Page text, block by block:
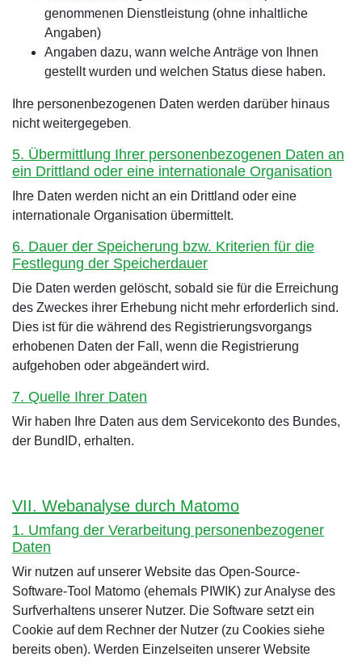
genommenen Dienstleistung (ohne inhaltliche
Angaben)
Angaben dazu, wann welche Anträge von Ihnen
gestellt wurden und welchen Status diese haben.
Ihre personenbezogenen Daten werden darüber hinaus
nicht weitergegeben
5. Übermittlung Ihrer personenbezogenen Daten an
ein Drittland oder eine internationale Organisation
Ihre Daten werden nicht an ein Drittland oder eine
internationale Organisation übermittelt.
6. Dauer der Speicherung bzw. Kriterien für die
Festlegung der Speicherdauer
Die Daten werden gelöscht, sobald sie für die Erreichung
des Zweckes ihrer Erhebung nicht mehr erforderlich sind.
Dies ist für die während des Registrierungsvorgangs
erhobenen Daten der Fall, wenn die Registrierung
aufgehoben oder abgeändert wird.
7. Quelle Ihrer Daten
Wir haben Ihre Daten aus dem Servicekonto des Bundes,
der BundID, erhalten.
VII. Webanalyse durch Matomo
1. Umfang der Verarbeitung personenbezogener
Daten
Wir nutzen auf unserer Website das Open-Source-
Software-Tool Matomo (ehemals PIWIK) zur Analyse des
Surfverhaltens unserer Nutzer. Die Software setzt ein
Cookie auf dem Rechner der Nutzer (zu Cookies siehe
bereits oben). Werden Einzelseiten unserer Website